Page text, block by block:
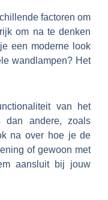
factoren om
om na te denken
een moderne look
wandlampen? Het
van het
dan andere, zoals
na over hoe je de
of gewoon met
aansluit bij jouw